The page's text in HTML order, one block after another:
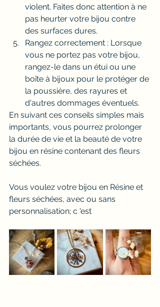
violent. Faites donc attention à ne
pas heurter votre bijou contre
des surfaces dures.
Rangez correctement : Lorsque
vous ne portez pas votre bijou,
rangez-le dans un étui ou une
boîte à bijoux pour le protéger de
la poussière, des rayures et
d'autres dommages éventuels.
En suivant ces conseils simples mais
importants, vous pourrez prolonger
la durée de vie et la beauté de votre
bijou en résine contenant des fleurs
séchées.
Vous voulez votre bijou en Résine et
fleurs séchées, avec ou sans
personnalisation; c 'est